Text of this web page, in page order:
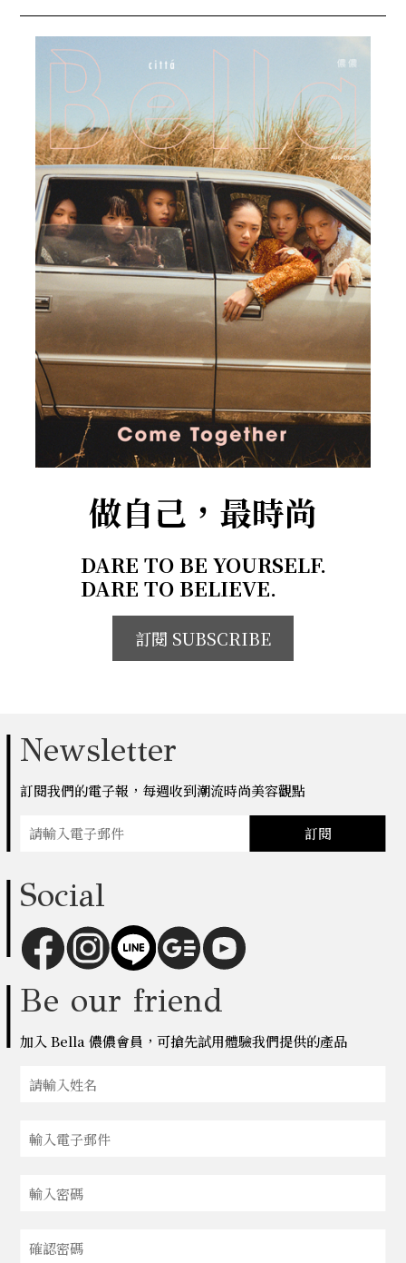
做自己，最時尚
DARE TO BE YOURSELF.
DARE TO BELIEVE.
訂閱 SUBSCRIBE
Newsletter
訂閱我們的電子報，每週收到潮流時尚美容觀點
訂閱
Social
Be our friend
加入 Bella 儂儂會員，可搶先試用體驗我們提供的產品